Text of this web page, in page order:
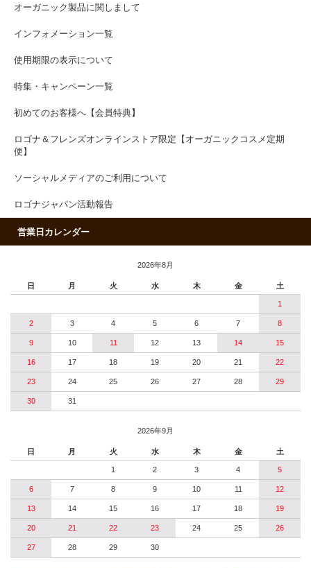
オーガニック製品に関しまして
インフォメーション一覧
使用期限の表示について
特集・キャンペーン一覧
初めてのお客様へ【会員特典】
ロゴナ＆フレンズオンラインストア限定【オーガニックコスメ定期
便】
ソーシャルメディアのご利用について
ロゴナジャパン活動報告
営業日カレンダー
2026年8月
日 月 火 水 木 金 土
1
2 3 4 5 6 7 8
9 10 11 12 13 14 15
16 17 18 19 20 21 22
23 24 25 26 27 28 29
30 31
2026年9月
日 月 火 水 木 金 土
1 2 3 4 5
6 7 8 9 10 11 12
13 14 15 16 17 18 19
20 21 22 23 24 25 26
27 28 29 30